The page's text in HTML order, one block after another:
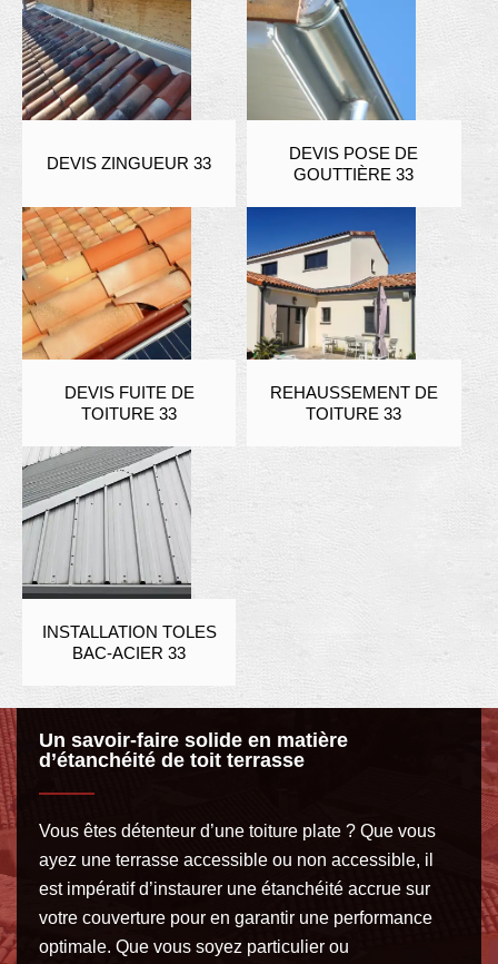
DEVIS ZINGUEUR 33
DEVIS POSE DE
GOUTTIÈRE 33
DEVIS FUITE DE
TOITURE 33
REHAUSSEMENT DE
TOITURE 33
INSTALLATION TOLES
BAC-ACIER 33
Un savoir-faire solide en matière
d’étanchéité de toit terrasse
Vous êtes détenteur d’une toiture plate ? Que vous
ayez une terrasse accessible ou non accessible, il
est impératif d’instaurer une étanchéité accrue sur
votre couverture pour en garantir une performance
optimale. Que vous soyez particulier ou